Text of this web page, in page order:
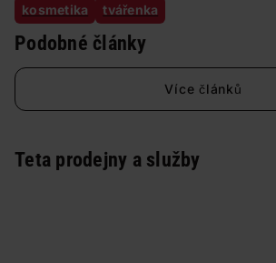
kosmetika
tvářenka
Podobné články
Více článků
Teta prodejny a služby